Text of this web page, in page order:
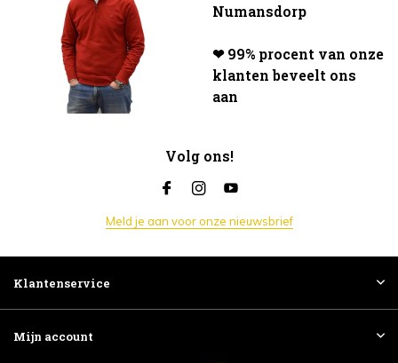
Numansdorp
❤ 99% procent van onze
klanten beveelt ons
aan
Volg ons!
Meld je aan voor onze nieuwsbrief
Klantenservice
Mijn account